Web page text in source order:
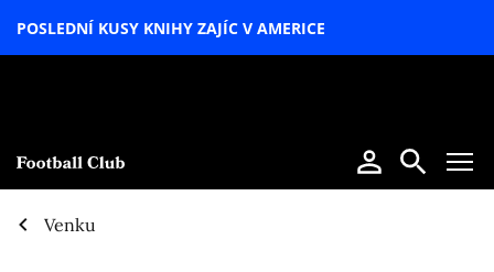
POSLEDNÍ KUSY KNIHY ZAJÍC V AMERICE
Venku